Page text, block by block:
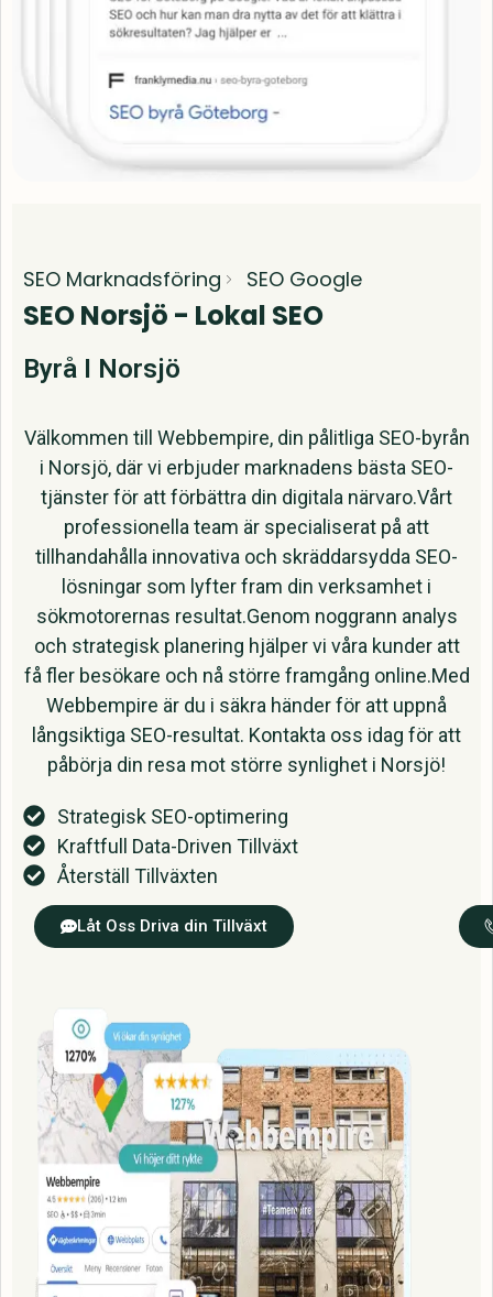
SEO Marknadsföring SEO Google
SEO Norsjö - Lokal SEO
Byrå I Norsjö
Välkommen till Webbempire, din pålitliga SEO-byrån
i Norsjö, där vi erbjuder marknadens bästa SEO-
tjänster för att förbättra din digitala närvaro.Vårt
professionella team är specialiserat på att
tillhandahålla innovativa och skräddarsydda SEO-
lösningar som lyfter fram din verksamhet i
sökmotorernas resultat.Genom noggrann analys
och strategisk planering hjälper vi våra kunder att
få fler besökare och nå större framgång online.Med
Webbempire är du i säkra händer för att uppnå
långsiktiga SEO-resultat. Kontakta oss idag för att
påbörja din resa mot större synlighet i Norsjö!
Strategisk SEO-optimering
Kraftfull Data-Driven Tillväxt
Återställ Tillväxten
Låt Oss Driva din Tillväxt